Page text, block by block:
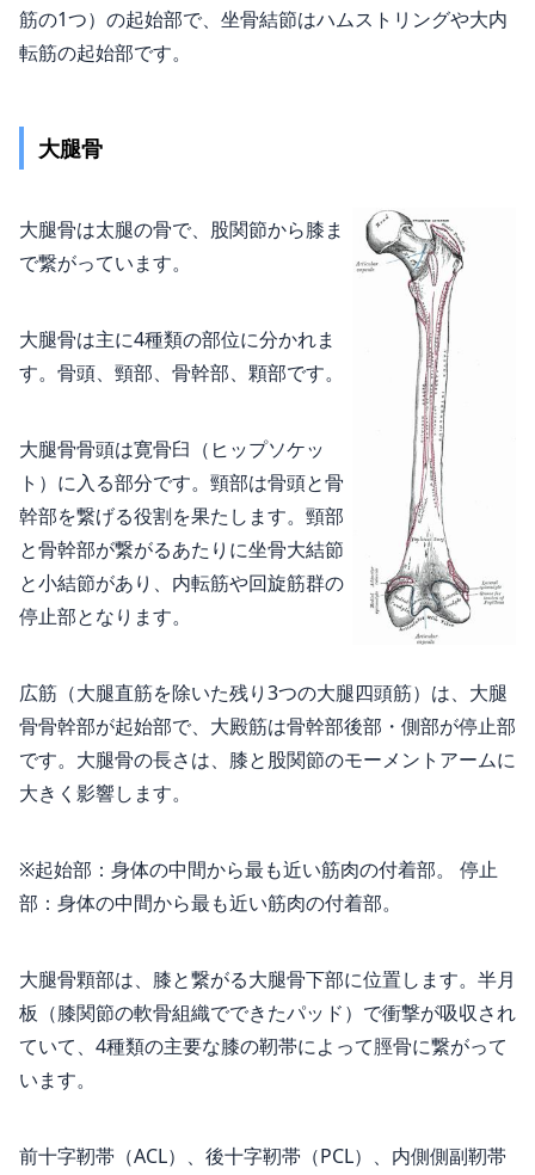
筋の1つ）の起始部で、坐骨結節はハムストリングや大内
転筋の起始部です。
大腿骨
大腿骨は太腿の骨で、股関節から膝ま
で繋がっています。
大腿骨は主に4種類の部位に分かれま
す。骨頭、頸部、骨幹部、顆部です。
大腿骨骨頭は寛骨臼（ヒップソケッ
ト）に入る部分です。頸部は骨頭と骨
幹部を繋げる役割を果たします。頸部
と骨幹部が繋がるあたりに坐骨大結節
と小結節があり、内転筋や回旋筋群の
停止部となります。
広筋（大腿直筋を除いた残り3つの大腿四頭筋）は、大腿
骨骨幹部が起始部で、大殿筋は骨幹部後部・側部が停止部
です。大腿骨の長さは、膝と股関節のモーメントアームに
大きく影響します。
※起始部：身体の中間から最も近い筋肉の付着部。 停止
部：身体の中間から最も近い筋肉の付着部。
大腿骨顆部は、膝と繋がる大腿骨下部に位置します。半月
板（膝関節の軟骨組織でできたパッド）で衝撃が吸収され
ていて、4種類の主要な膝の靭帯によって脛骨に繋がって
います。
前十字靭帯（ACL）、後十字靭帯（PCL）、内側側副靭帯